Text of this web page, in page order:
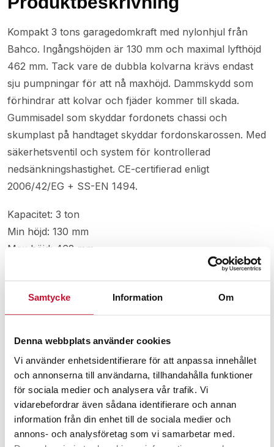
Samtycke Information Om
Denna webbplats använder cookies
Vi använder enhetsidentifierare för att anpassa innehållet
och annonserna till användarna, tillhandahålla funktioner
för sociala medier och analysera vår trafik. Vi
vidarebefordrar även sådana identifierare och annan
information från din enhet till de sociala medier och
annons- och analysföretag som vi samarbetar med.
Kompakt 3 tons garagedomkraft med nylonhjul från
Bahco. Ingångshöjden är 130 mm och maximal lyfthöjd
462 mm. Tack vare de dubbla kolvarna krävs endast
sju pumpningar för att nå maxhöjd. Dammskydd som
förhindrar att kolvar och fjäder kommer till skada.
Gummisadel som skyddar fordonets chassi och
skumplast på handtaget skyddar fordonskarossen. Med
säkerhetsventil och system för kontrollerad
nedsänkningshastighet. CE-certifierad enligt
2006/42/EG + SS-EN 1494.
Kapacitet: 3 ton
Min höjd: 130 mm
Max höjd: 462 mm
Vikt: 31 kg
Relaterade produkter